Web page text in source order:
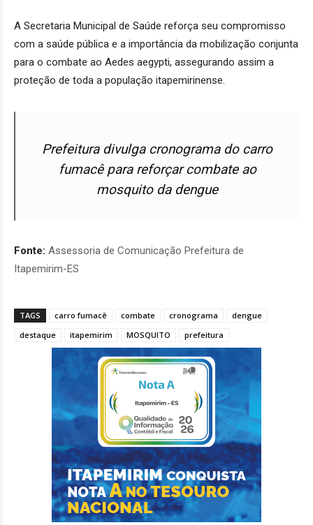
A Secretaria Municipal de Saúde reforça seu compromisso
com a saúde pública e a importância da mobilização conjunta
para o combate ao Aedes aegypti, assegurando assim a
proteção de toda a população itapemirinense.
Prefeitura divulga cronograma do carro
fumacê para reforçar combate ao
mosquito da dengue
Fonte: Assessoria de Comunicação Prefeitura de
Itapemirim-ES
TAGS carro fumacê combate cronograma
dengue
destaque
itapemirim MOSQUITO prefeitura